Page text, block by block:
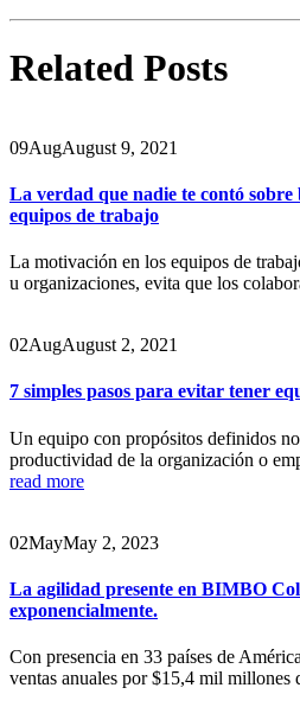
Related Posts
09AugAugust 9, 2021
La verdad que nadie te contó sobre
equipos de trabajo
La motivación en los equipos de
u organizaciones, evita que los
02AugAugust 2, 2021
7 simples pasos para evitar tener
Un equipo con propósitos definidos
productividad de la organización o
read more
02MayMay 2, 2023
La agilidad presente en BIMBO
exponencialmente.
Con presencia en 33 países de
ventas anuales por $15,4 mil millones